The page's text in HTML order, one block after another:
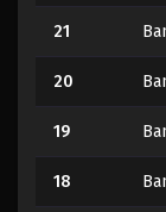
21
20
19
18